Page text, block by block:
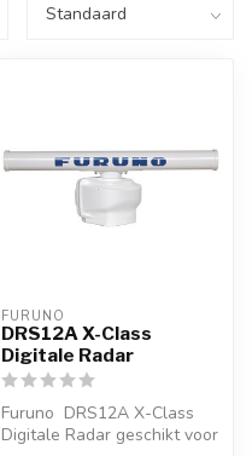
FURUNO
DRS12A X-Class
Digitale Radar
Furuno DRS12A X-Class
Digitale Radar geschikt voor